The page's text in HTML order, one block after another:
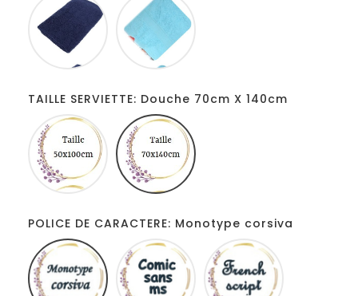
marine
TAILLE SERVIETTE: Douche 70cm X 140cm
toilette
50cm
100cm
X
140cm
POLICE DE CARACTERE: Monotype corsiva
Monotype
corsiva
Comic
sans
ms